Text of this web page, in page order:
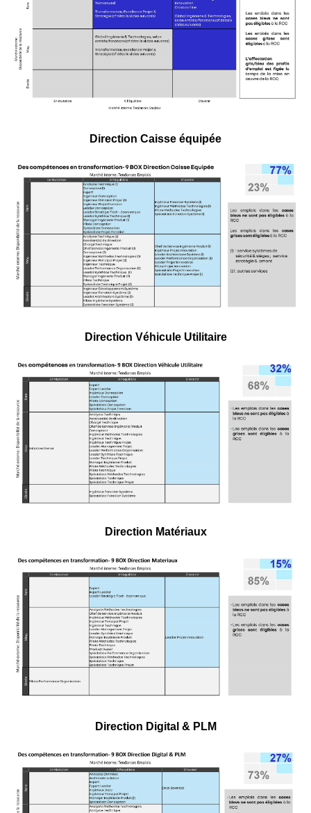
Direction Caisse équipée
Direction Véhicule Utilitaire
Direction Matériaux
Direction Digital & PLM